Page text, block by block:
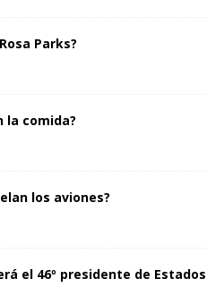
Parks?
la comida?
los aviones?
el 46º presidente de Estados